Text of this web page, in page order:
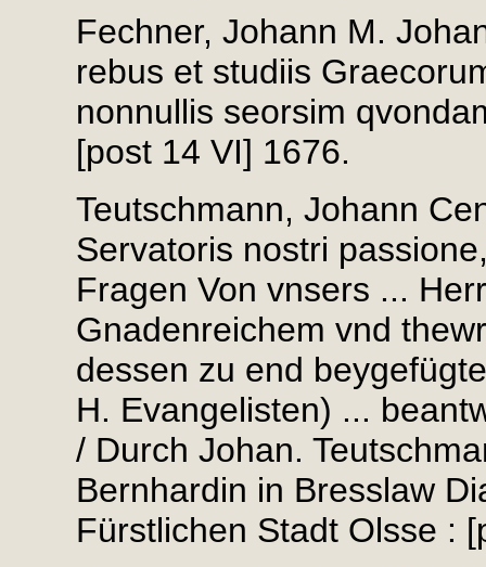
Fechner, Johann M.
rebus et studiis
nonnullis seorsim
[post 14 VI] 1676.
Teutschmann, Johann
Servatoris nostri
Fragen Von vnsers ...
Gnadenreichem vnd
dessen zu end
H. Evangelisten) ...
/ Durch Johan.
Bernhardin in Bresslaw
Fürstlichen Stadt Olsse :